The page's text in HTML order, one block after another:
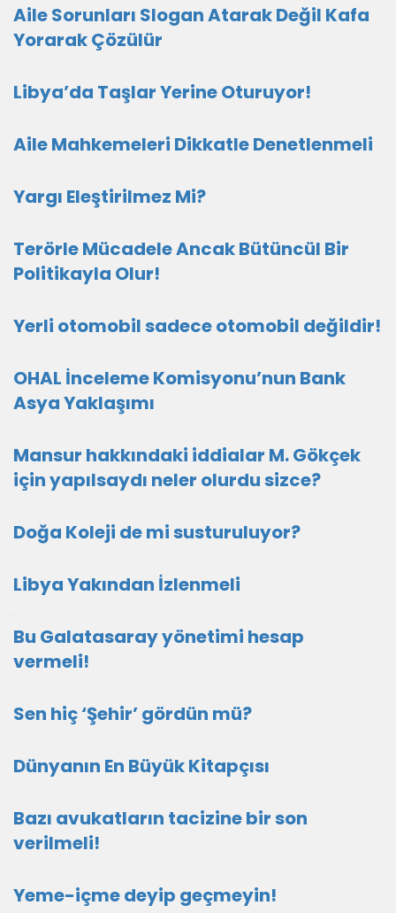
Aile Sorunları Slogan Atarak Değil Kafa
Yorarak Çözülür
Libya’da Taşlar Yerine Oturuyor!
Aile Mahkemeleri Dikkatle Denetlenmeli
Yargı Eleştirilmez Mi?
Terörle Mücadele Ancak Bütüncül Bir
Politikayla Olur!
Yerli otomobil sadece otomobil değildir!
OHAL İnceleme Komisyonu’nun Bank
Asya Yaklaşımı
Mansur hakkındaki iddialar M. Gökçek
için yapılsaydı neler olurdu sizce?
Doğa Koleji de mi susturuluyor?
Libya Yakından İzlenmeli
Bu Galatasaray yönetimi hesap
vermeli!
Sen hiç ‘Şehir’ gördün mü?
Dünyanın En Büyük Kitapçısı
Bazı avukatların tacizine bir son
verilmeli!
Yeme-içme deyip geçmeyin!